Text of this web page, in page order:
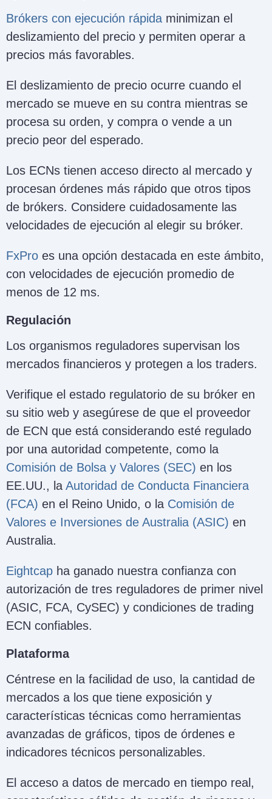
Brókers con ejecución rápida minimizan el
deslizamiento del precio y permiten operar a
precios más favorables.
El deslizamiento de precio ocurre cuando el
mercado se mueve en su contra mientras se
procesa su orden, y compra o vende a un
precio peor del esperado.
Los ECNs tienen acceso directo al mercado y
procesan órdenes más rápido que otros tipos
de brókers. Considere cuidadosamente las
velocidades de ejecución al elegir su bróker.
FxPro es una opción destacada en este ámbito,
con velocidades de ejecución promedio de
menos de 12 ms.
Regulación
Los organismos reguladores supervisan los
mercados financieros y protegen a los traders.
Verifique el estado regulatorio de su bróker en
su sitio web y asegúrese de que el proveedor
de ECN que está considerando esté regulado
por una autoridad competente, como la
Comisión de Bolsa y Valores (SEC) en los
EE.UU., la Autoridad de Conducta Financiera
(FCA) en el Reino Unido, o la Comisión de
Valores e Inversiones de Australia (ASIC) en
Australia.
Eightcap ha ganado nuestra confianza con
autorización de tres reguladores de primer nivel
(ASIC, FCA, CySEC) y condiciones de trading
ECN confiables.
Plataforma
Céntrese en la facilidad de uso, la cantidad de
mercados a los que tiene exposición y
características técnicas como herramientas
avanzadas de gráficos, tipos de órdenes e
indicadores técnicos personalizables.
El acceso a datos de mercado en tiempo real,